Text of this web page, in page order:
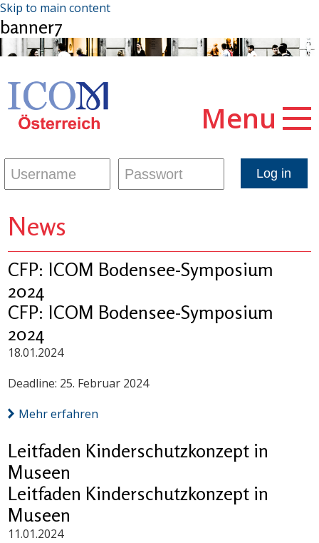
Skip to main content
banner7
Menu
News
CFP: ICOM Bodensee-Symposium
2024
CFP: ICOM Bodensee-Symposium
2024
18.01.2024
Deadline: 25. Februar 2024
Mehr erfahren
Leitfaden Kinderschutzkonzept in
Museen
Leitfaden Kinderschutzkonzept in
Museen
11.01.2024